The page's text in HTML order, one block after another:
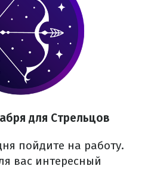
для Стрельцов
пойдите на работу.
вас интересный